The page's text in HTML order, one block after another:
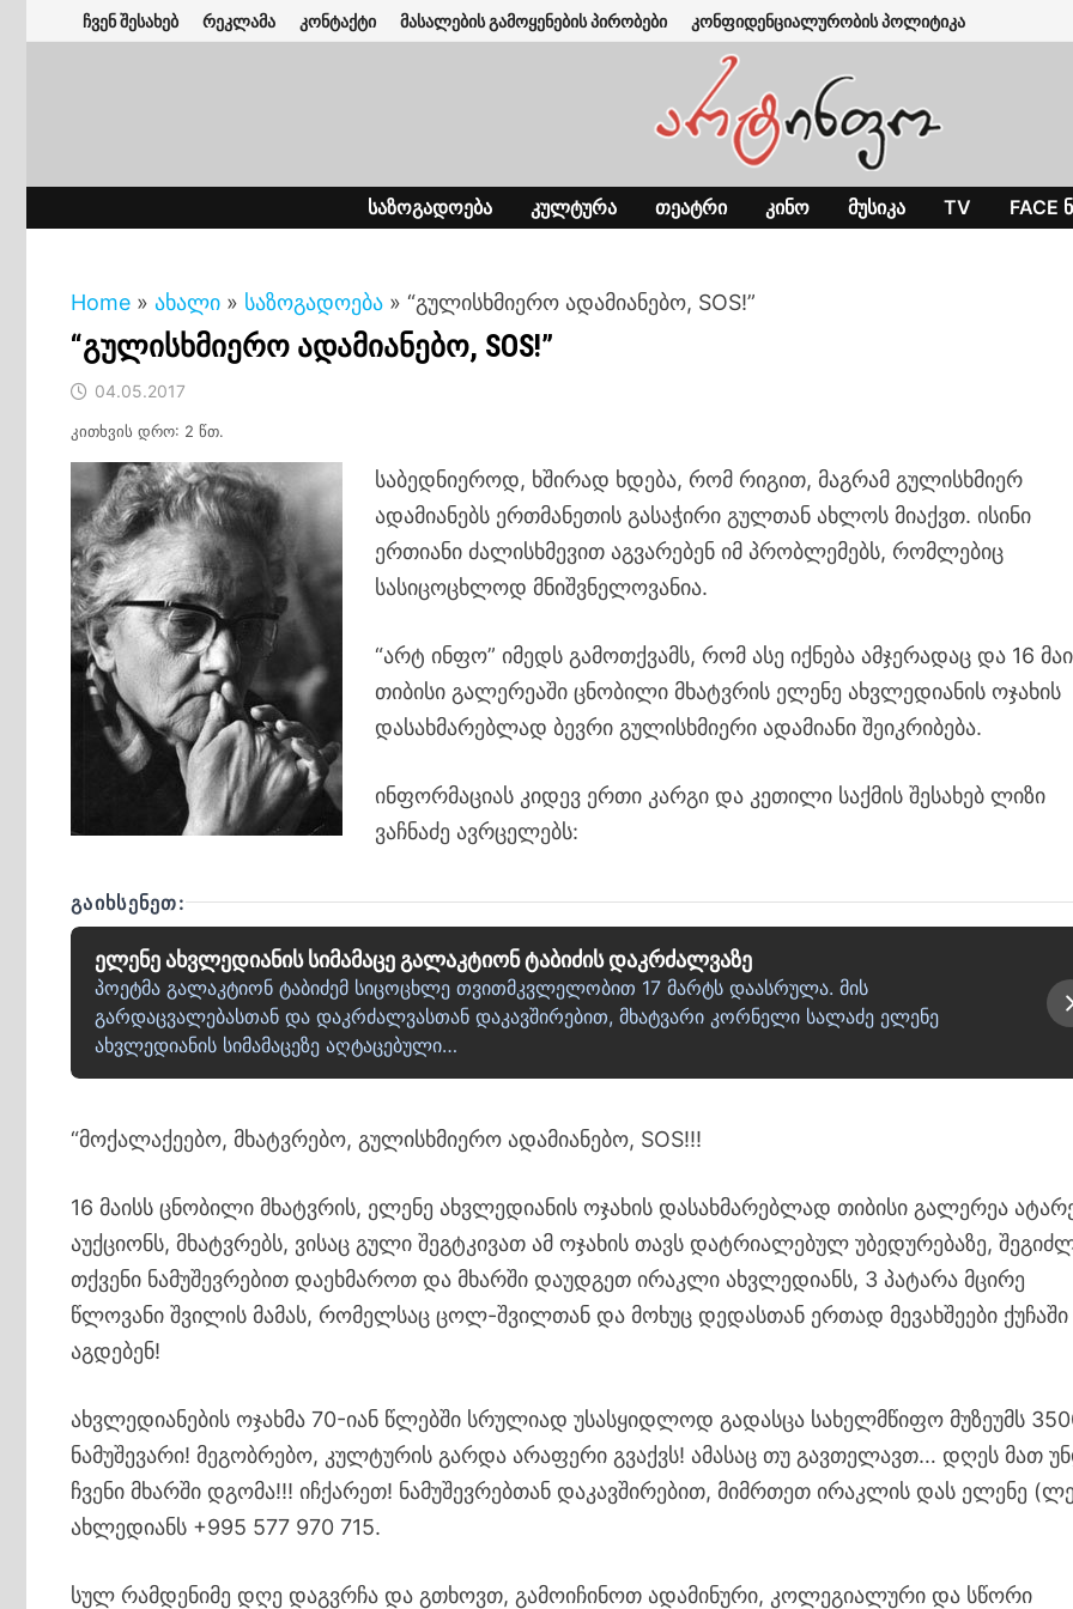
to
ჩვენ შესახებ რეკლამა კონტაქტი მასალების გამოყენების პირობები კონფიდენციალურობის პოლიტიკა
ᲡᲐᲖᲝᲒᲐᲓᲝᲔᲑᲐ ᲙᲣᲚᲢᲣᲠᲐ ᲗᲔᲐᲢᲠᲘ ᲙᲘᲜᲝ ᲛᲣᲡᲘᲙᲐ TV FACE
Home » ახალი » საზოგადოება » “გულისხმიერო ადამიანებო, SOS!”
“გულისხმიერო ადამიანებო, SOS!”
04.05.2017
კითხვის დრო: 2 წთ.
საბედნიეროდ, ხშირად ხდება, რომ რიგით, მაგრამ გულისხმიერ
ადამიანებს ერთმანეთის გასაჭირი გულთან ახლოს მიაქვთ. ისინი
ერთიანი ძალისხმევით აგვარებენ იმ პრობლემებს, რომლებიც
სასიცოცხლოდ მნიშვნელოვანია.
“არტ ინფო” იმედს გამოთქვამს, რომ ასე იქნება ამჯერადაც და 16
თიბისი გალერეაში ცნობილი მხატვრის ელენე ახვლედიანის ოჯახის
დასახმარებლად ბევრი გულისხმიერი ადამიანი შეიკრიბება.
ინფორმაციას კიდევ ერთი კარგი და კეთილი საქმის შესახებ ლიზი
ვაჩნაძე ავრცელებს:
ᲒᲐᲘᲮᲡᲔᲜᲔᲗ:
ელენე ახვლედიანის სიმამაცე გალაკტიონ ტაბიძის დაკრძალვაზე
პოეტმა გალაკტიონ ტაბიძემ სიცოცხლე თვითმკვლელობით 17 მარტს დაასრულა. მის
გარდაცვალებასთან და დაკრძალვასთან დაკავშირებით, მხატვარი კორნელი სალაძე ელენე
ახვლედიანის სიმამაცეზე აღტაცებული…
“მოქალაქეებო, მხატვრებო, გულისხმიერო ადამიანებო, SOS!!!
16 მაისს ცნობილი მხატვრის, ელენე ახვლედიანის ოჯახის დასახმარებლად თიბისი გალერეა
აუქციონს, მხატვრებს, ვისაც გული შეგტკივათ ამ ოჯახის თავს დატრიალებულ უბედურებაზე,
თქვენი ნამუშევრებით დაეხმაროთ და მხარში დაუდგეთ ირაკლი ახვლედიანს, 3 პატარა მცირე
წლოვანი შვილის მამას, რომელსაც ცოლ-შვილთან და მოხუც დედასთან ერთად მევახშეები ქუჩაში
აგდებენ!
ახვლედიანების ოჯახმა 70-იან წლებში სრულიად უსასყიდლოდ გადასცა სახელმწიფო მუზეუმს
ნამუშევარი! მეგობრებო, კულტურის გარდა არაფერი გვაქვს! ამასაც თუ გავთელავთ… დღეს მათ
ჩვენი მხარში დგომა!!! იჩქარეთ! ნამუშევრებთან დაკავშირებით, მიმრთეთ ირაკლის დას ელენე
ახლედიანს +995 577 970 715.
სულ რამდენიმე დღე დაგვრჩა და გთხოვთ, გამოიჩინოთ ადამინური, კოლეგიალური და სწორი